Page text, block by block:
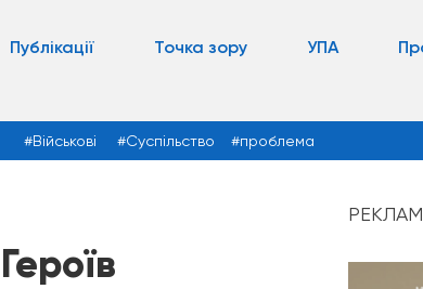
Публікації Точка зору УПА
Військові Суспільство проблема